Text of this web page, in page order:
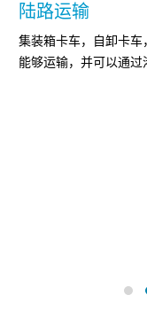
陆路运输
集装箱卡车，自卸卡车
能够运输，并可以通过